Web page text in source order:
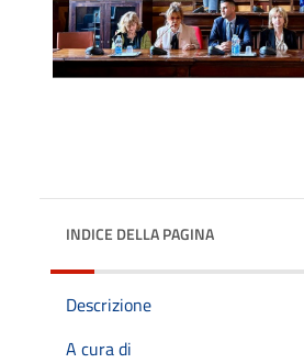
INDICE DELLA PAGINA
Descrizione
A cura di